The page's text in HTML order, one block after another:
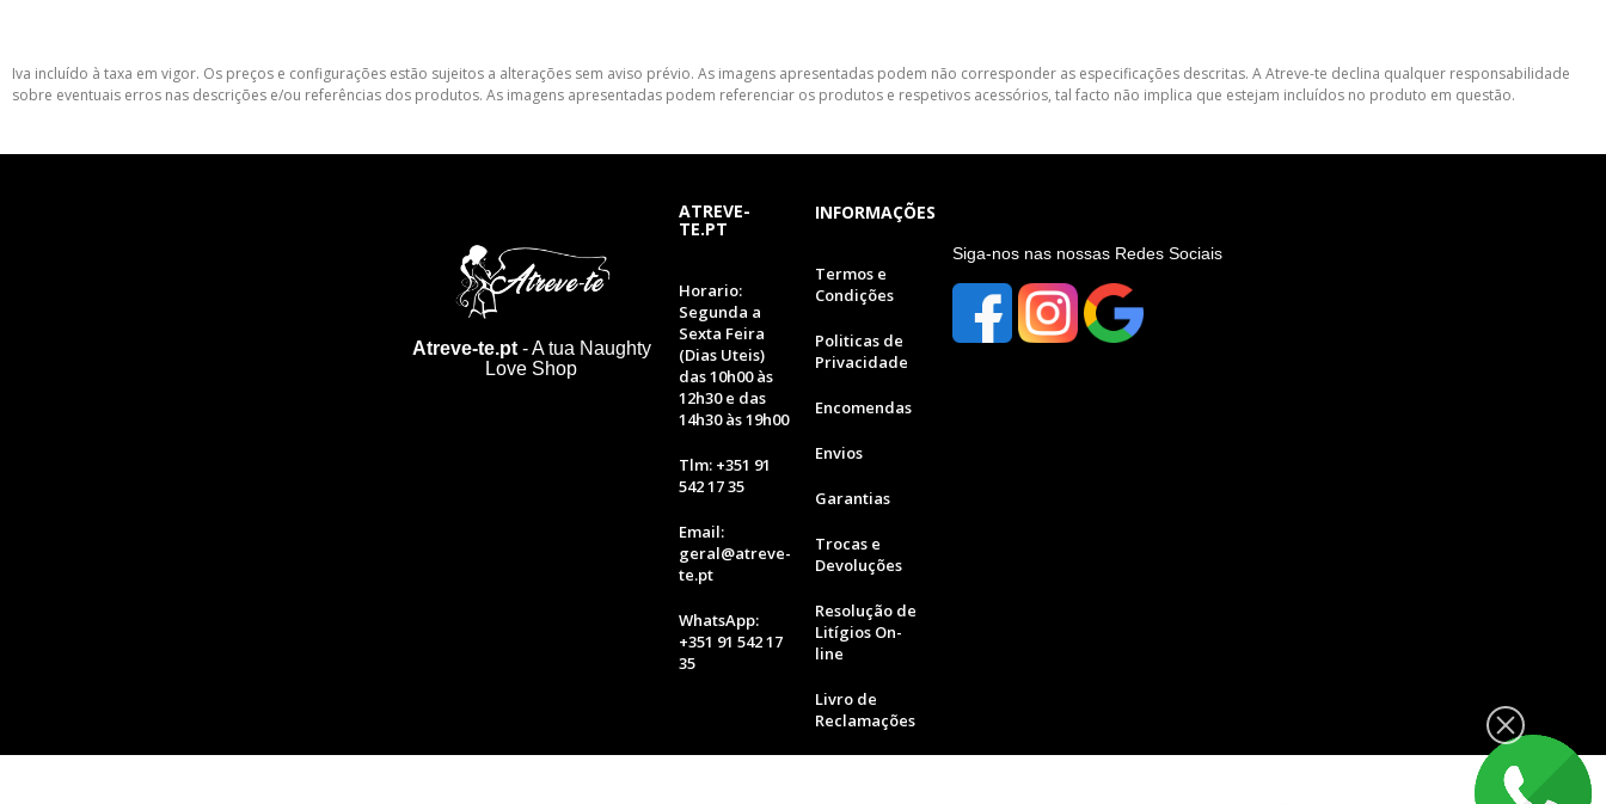
Iva incluído à taxa em vigor. Os preços e configurações estão sujeitos a alterações sem aviso prévio. As imagens apresentadas podem não corresponder as especificações descritas. A Atreve-te declina qualquer responsabilidade
sobre eventuais erros nas descrições e/ou referências dos produtos. As imagens apresentadas podem referenciar os produtos e respetivos acessórios, tal facto não implica que estejam incluídos no produto em questão.
Atreve-te.pt- A tua Naughty
Love Shop
ATREVE-
TE.PT
Horario:
Segunda a
Sexta Feira
(Dias Uteis)
das 10h00 às
12h30 e das
14h30 às 19h00
Tlm: +351 91
542 17 35
Email:
geral@atreve-
te.pt
WhatsApp:
+351 91 542 17
35
INFORMAÇÕES
Termos e
Condições
Politicas de
Privacidade
Encomendas
Envios
Garantias
Trocas e
Devoluções
Resolução de
Litígios On-
line
Livro de
Reclamações
Siga-nos nas nossas Redes Sociais